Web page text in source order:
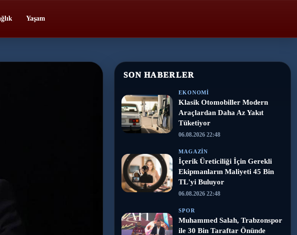
Yaşam
SON HABERLER
EKONOMI
Klasik Otomobiller Modern
Araçlardan Daha Az Yakıt
Tüketiyor
06.08.2026 22:48
MAGAZIN
İçerik Üreticiliği İçin Gerekli
Ekipmanların Maliyeti 45 Bin
TL'yi Buluyor
06.08.2026 22:48
SPOR
Muhammed Salah, Trabzonspor
ile 30 Bin Taraftar Önünde